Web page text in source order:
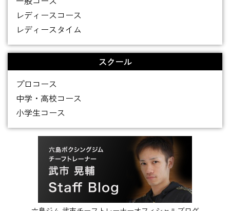
レディースコース
レディースタイム
スクール
プロコース
中学・高校コース
小学生コース